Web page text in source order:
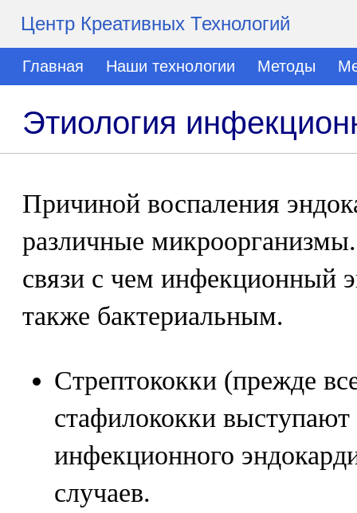
Центр Креативных Технологий
Главная Наши технологии Методы
Этиология
Причиной воспаления
различные
связи с чем инфекционный
также бактериальным.
Стрептококки (прежде
стафилококки
инфекционного
случаев.